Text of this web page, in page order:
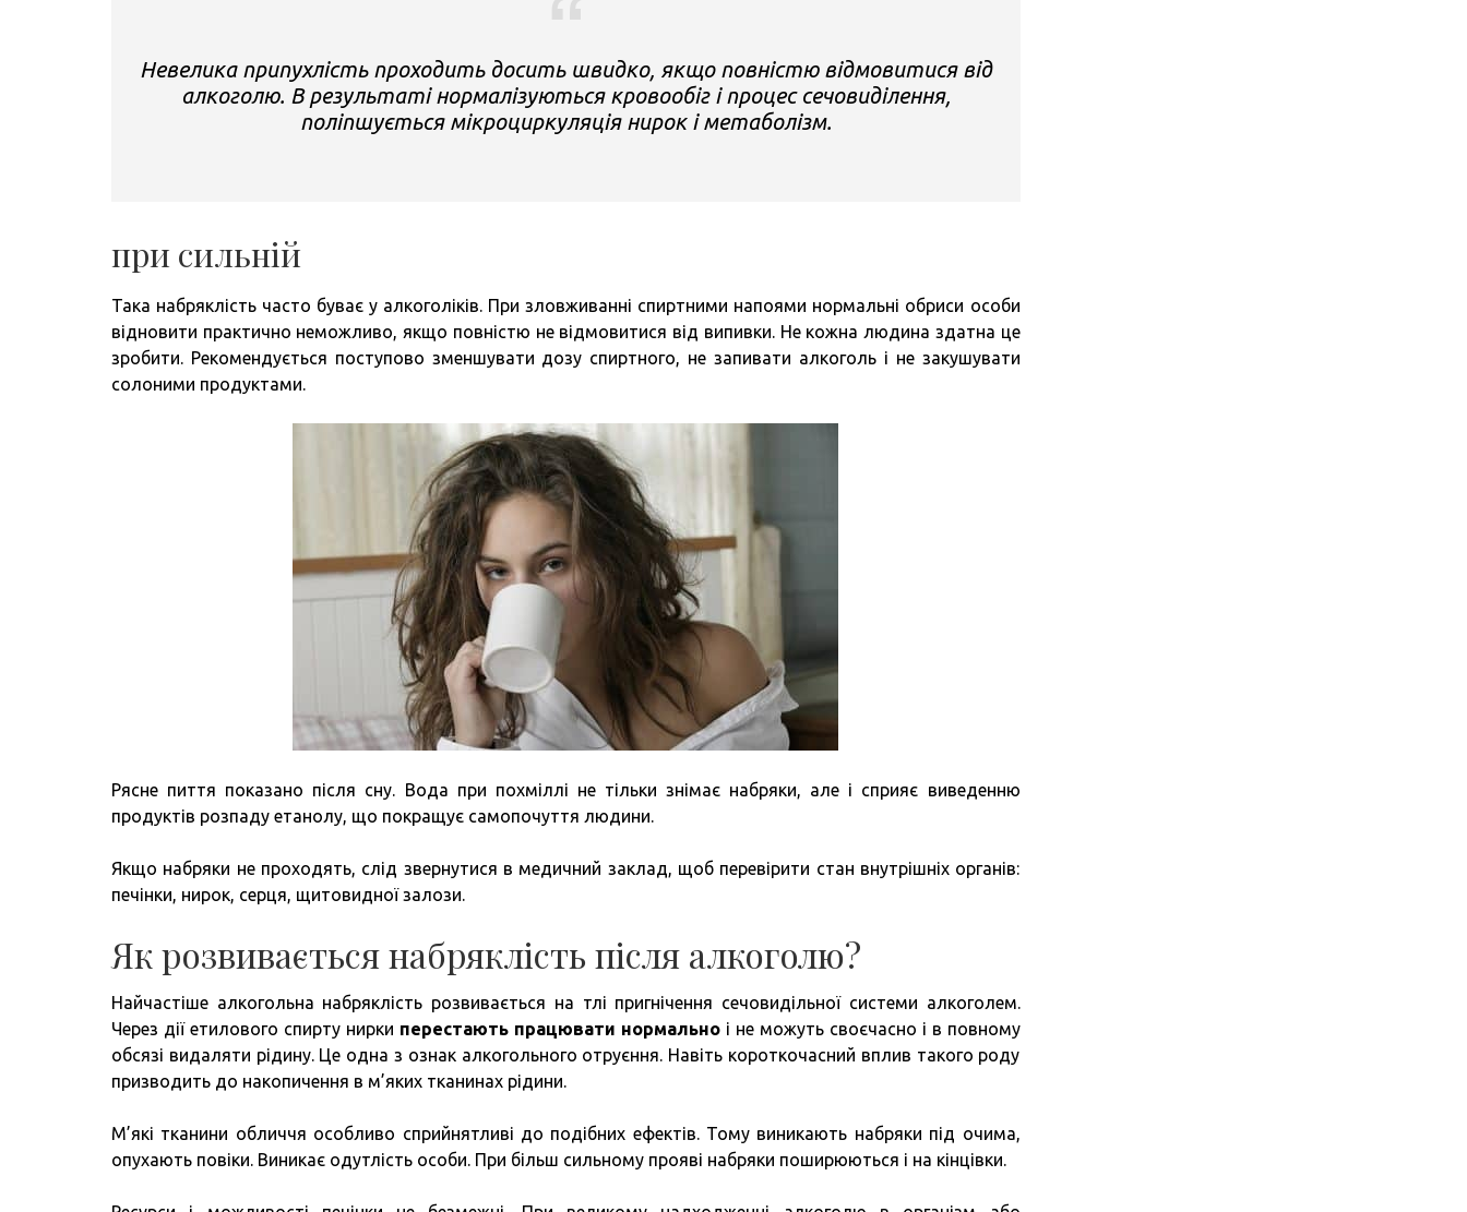
Невелика припухлість проходить досить швидко, якщо повністю відмовитися від
алкоголю. В результаті нормалізуються кровообіг і процес сечовиділення,
поліпшується мікроциркуляція нирок і метаболізм.
при сильній
Така набряклість часто буває у алкоголіків. При зловживанні спиртними напоями нормальні обриси особи
відновити практично неможливо, якщо повністю не відмовитися від випивки. Не кожна людина здатна це
зробити. Рекомендується поступово зменшувати дозу спиртного, не запивати алкоголь і не закушувати
солоними продуктами.
Рясне пиття показано після сну. Вода при похміллі не тільки знімає набряки, але і сприяє виведенню
продуктів розпаду етанолу, що покращує самопочуття людини.
Якщо набряки не проходять, слід звернутися в медичний заклад, щоб перевірити стан внутрішніх органів:
печінки, нирок, серця, щитовидної залози.
Як розвивається набряклість після алкоголю?
Найчастіше алкогольна набряклість розвивається на тлі пригнічення сечовидільної системи алкоголем.
Через дії етилового спирту нирки перестають працювати нормальноі не можуть своєчасно і в повному
обсязі видаляти рідину. Це одна з ознак алкогольного отруєння. Навіть короткочасний вплив такого роду
призводить до накопичення в м’яких тканинах рідини.
М’які тканини обличчя особливо сприйнятливі до подібних ефектів. Тому виникають набряки під очима,
опухають повіки. Виникає одутлість особи. При більш сильному прояві набряки поширюються і на кінцівки.